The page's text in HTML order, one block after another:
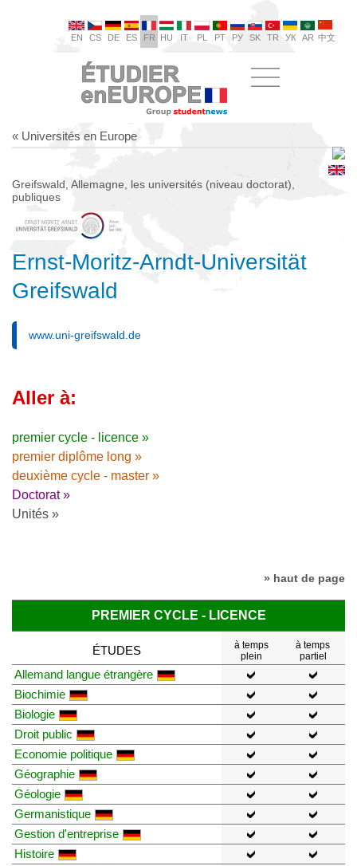
EN CS DE ES FR HU IT PL PT РУ SK TR УК AR 中文
« Universités en Europe
Greifswald, Allemagne, les universités (niveau doctorat),
publiques
Ernst-Moritz-Arndt-Universität
Greifswald
www.uni-greifswald.de
Aller à:
premier cycle - licence »
premier diplôme long »
deuxième cycle - master »
Doctorat »
Unités »
» haut de page
PREMIER CYCLE - LICENCE
ÉTUDES
à temps
plein
à temps
partiel
Allemand langue étrangère
Biochimie
Biologie
Droit public
Economie politique
Géographie
Géologie
Germanistique
Gestion d'entreprise
Histoire